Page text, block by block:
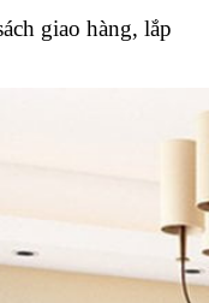
giao hàng, lắp